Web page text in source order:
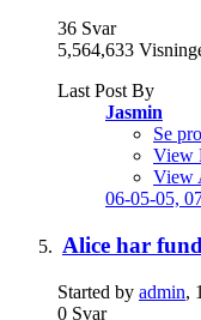
36 Svar
5,564,633
Last Post By
Jasmin
Se
View
View
06-05-05,
Alice har
Started by admin,
0 Svar